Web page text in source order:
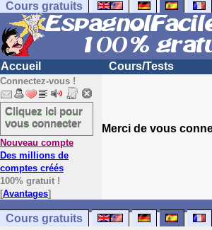
Cours gratuits
Accueil Cours/Tests
Connectez-vous !
Cliquez ici pour
vous connecter
Nouveau compte
Des millions de
comptes créés
100% gratuit !
[Avantages]
Merci de vous
Cours gratuits